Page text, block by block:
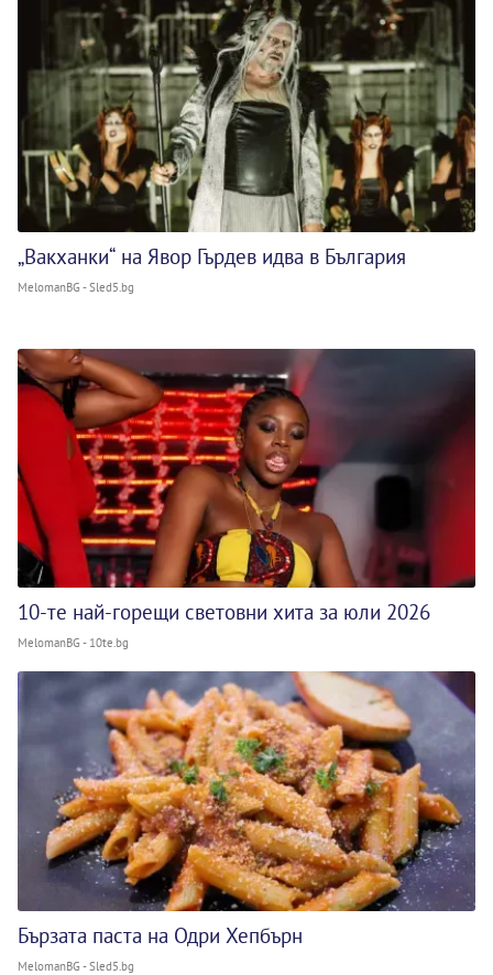
„Вакханки“ на Явор Гърдев идва в България
MelomanBG - Sled5.bg
10-те най-горещи световни хита за юли 2026
MelomanBG - 10te.bg
Бързата паста на Одри Хепбърн
MelomanBG - Sled5.bg